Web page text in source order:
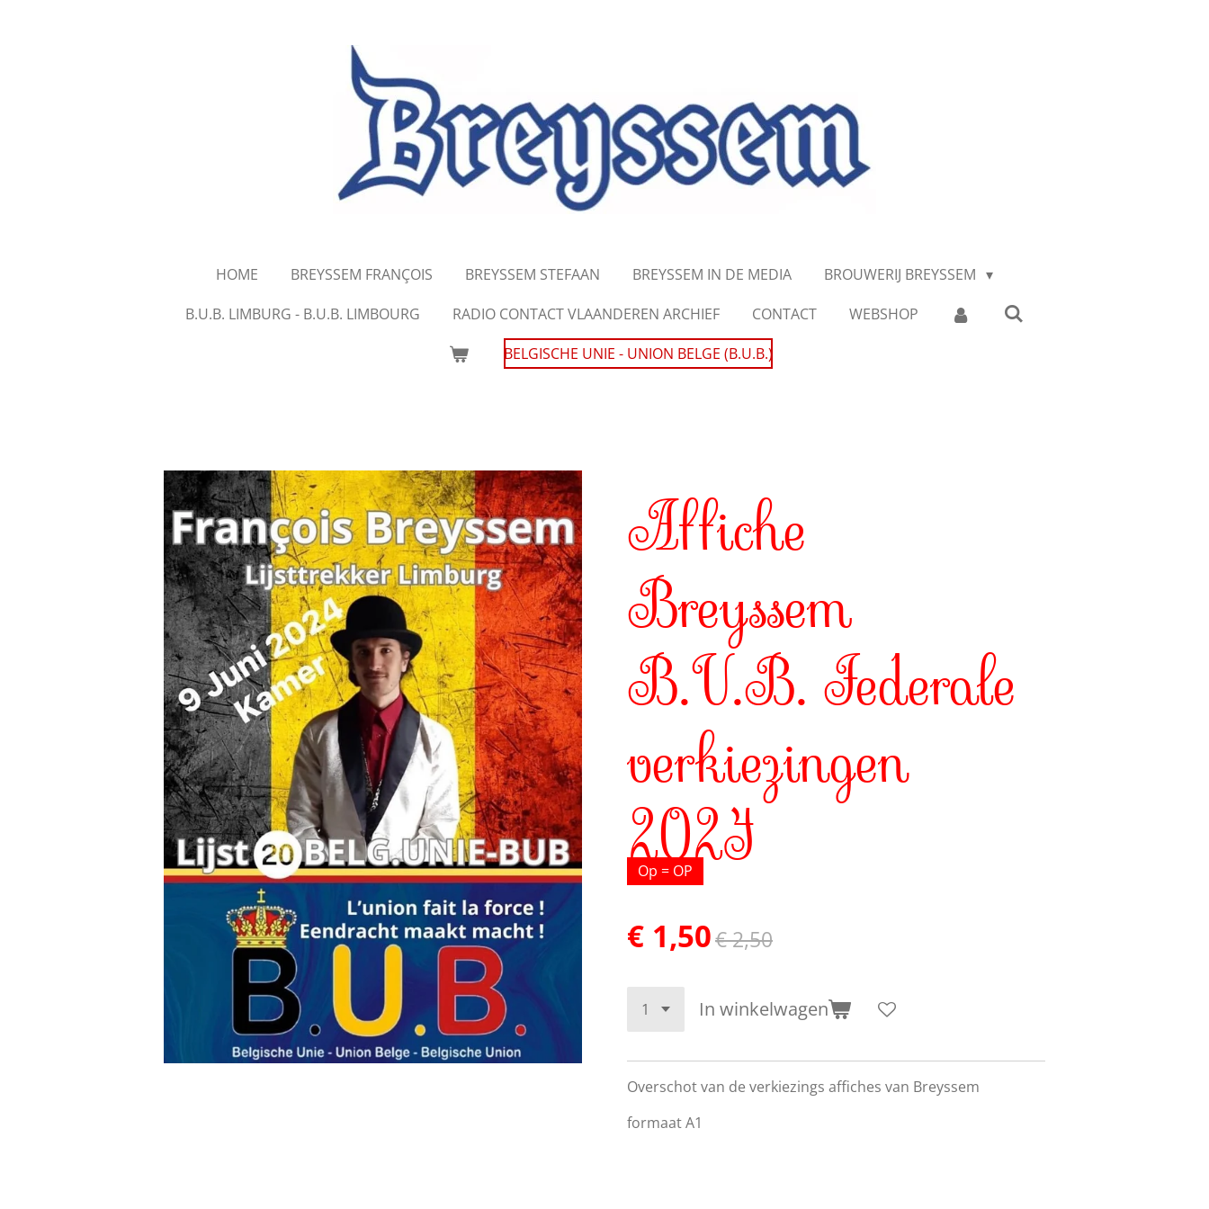
HOME BREYSSEM FRANÇOIS BREYSSEM STEFAAN BREYSSEM IN DE MEDIA
BROUWERIJ BREYSSEM
B.U.B. LIMBURG - B.U.B. LIMBOURG
RADIO CONTACT VLAANDEREN ARCHIEF CONTACT
WEBSHOP
BELGISCHE UNIE - UNION BELGE (B.U.B.)
Affiche
Breyssem
B.U.B. Federale
verkiezingen
2024
Op = OP
€ 1,50€ 2,50
In winkelwagen
Overschot van de verkiezings affiches van Breyssem
formaat A1